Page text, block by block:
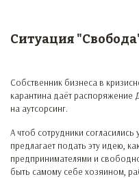
Ситуация
Собственник бизнеса в
карантина даёт распоряжение
на аутсорсинг.
А чтоб сотрудники
предлагает подать эту идею,
предпринимателями и
быть самому себе хозяином,